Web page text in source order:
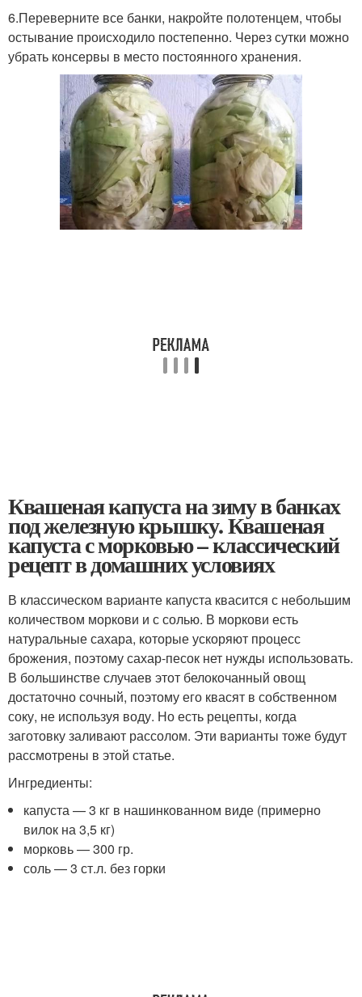
6.Переверните все банки, накройте полотенцем, чтобы
остывание происходило постепенно. Через сутки можно
убрать консервы в место постоянного хранения.
Квашеная капуста на зиму в банках
под железную крышку. Квашеная
капуста с морковью – классический
рецепт в домашних условиях
В классическом варианте капуста квасится с небольшим
количеством моркови и с солью. В моркови есть
натуральные сахара, которые ускоряют процесс
брожения, поэтому сахар-песок нет нужды использовать.
В большинстве случаев этот белокочанный овощ
достаточно сочный, поэтому его квасят в собственном
соку, не используя воду. Но есть рецепты, когда
заготовку заливают рассолом. Эти варианты тоже будут
рассмотрены в этой статье.
Ингредиенты:
капуста — 3 кг в нашинкованном виде (примерно
вилок на 3,5 кг)
морковь — 300 гр.
соль — 3 ст.л. без горки